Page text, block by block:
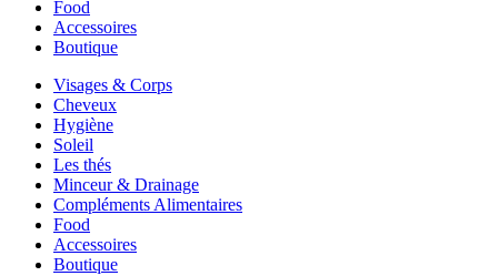
Food
Accessoires
Boutique
Visages & Corps
Cheveux
Hygiène
Soleil
Les thés
Minceur & Drainage
Compléments Alimentaires
Food
Accessoires
Boutique